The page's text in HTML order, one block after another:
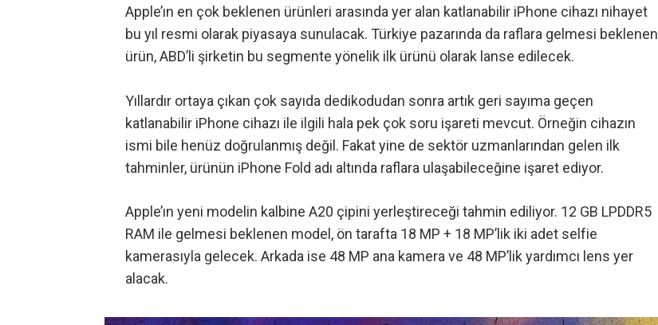
Apple’ın en çok beklenen ürünleri arasında yer alan katlanabilir iPhone cihazı nihayet
bu yıl resmi olarak piyasaya sunulacak. Türkiye pazarında da raflara gelmesi beklenen
ürün, ABD’li şirketin bu segmente yönelik ilk ürünü olarak lanse edilecek.
Yıllardır ortaya çıkan çok sayıda dedikodudan sonra artık geri sayıma geçen
katlanabilir iPhone cihazı ile ilgili hala pek çok soru işareti mevcut. Örneğin cihazın
ismi bile henüz doğrulanmış değil. Fakat yine de sektör uzmanlarından gelen ilk
tahminler, ürünün iPhone Fold adı altında raflara ulaşabileceğine işaret ediyor.
Apple’ın yeni modelin kalbine A20 çipini yerleştireceği tahmin ediliyor. 12 GB LPDDR5
RAM ile gelmesi beklenen model, ön tarafta 18 MP + 18 MP’lik iki adet selfie
kamerasıyla gelecek. Arkada ise 48 MP ana kamera ve 48 MP’lik yardımcı lens yer
alacak.